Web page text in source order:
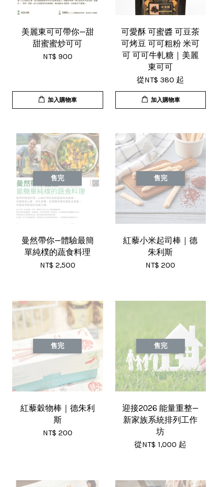
美麗東可可帶你—甜
甜蜜蜜炒可可
NT$ 900
加入購物車
可愛酥 可蜜醬 可豆茶
可烤豆 可可粗粉 米可
可 可可牛軋糖｜美麗
東可可
從NT$ 380 起
加入購物車
售完
曼然帶你—體驗最簡
單純樸的蔬食料理
NT$ 2,500
售完
紅藜小米起司棒｜德
朱利斯
NT$ 200
售完
紅藜穀物棒｜德朱利
斯
NT$ 200
售完
迎接2026 能量重整—
新家族系統排列工作
坊
從NT$ 1,000 起